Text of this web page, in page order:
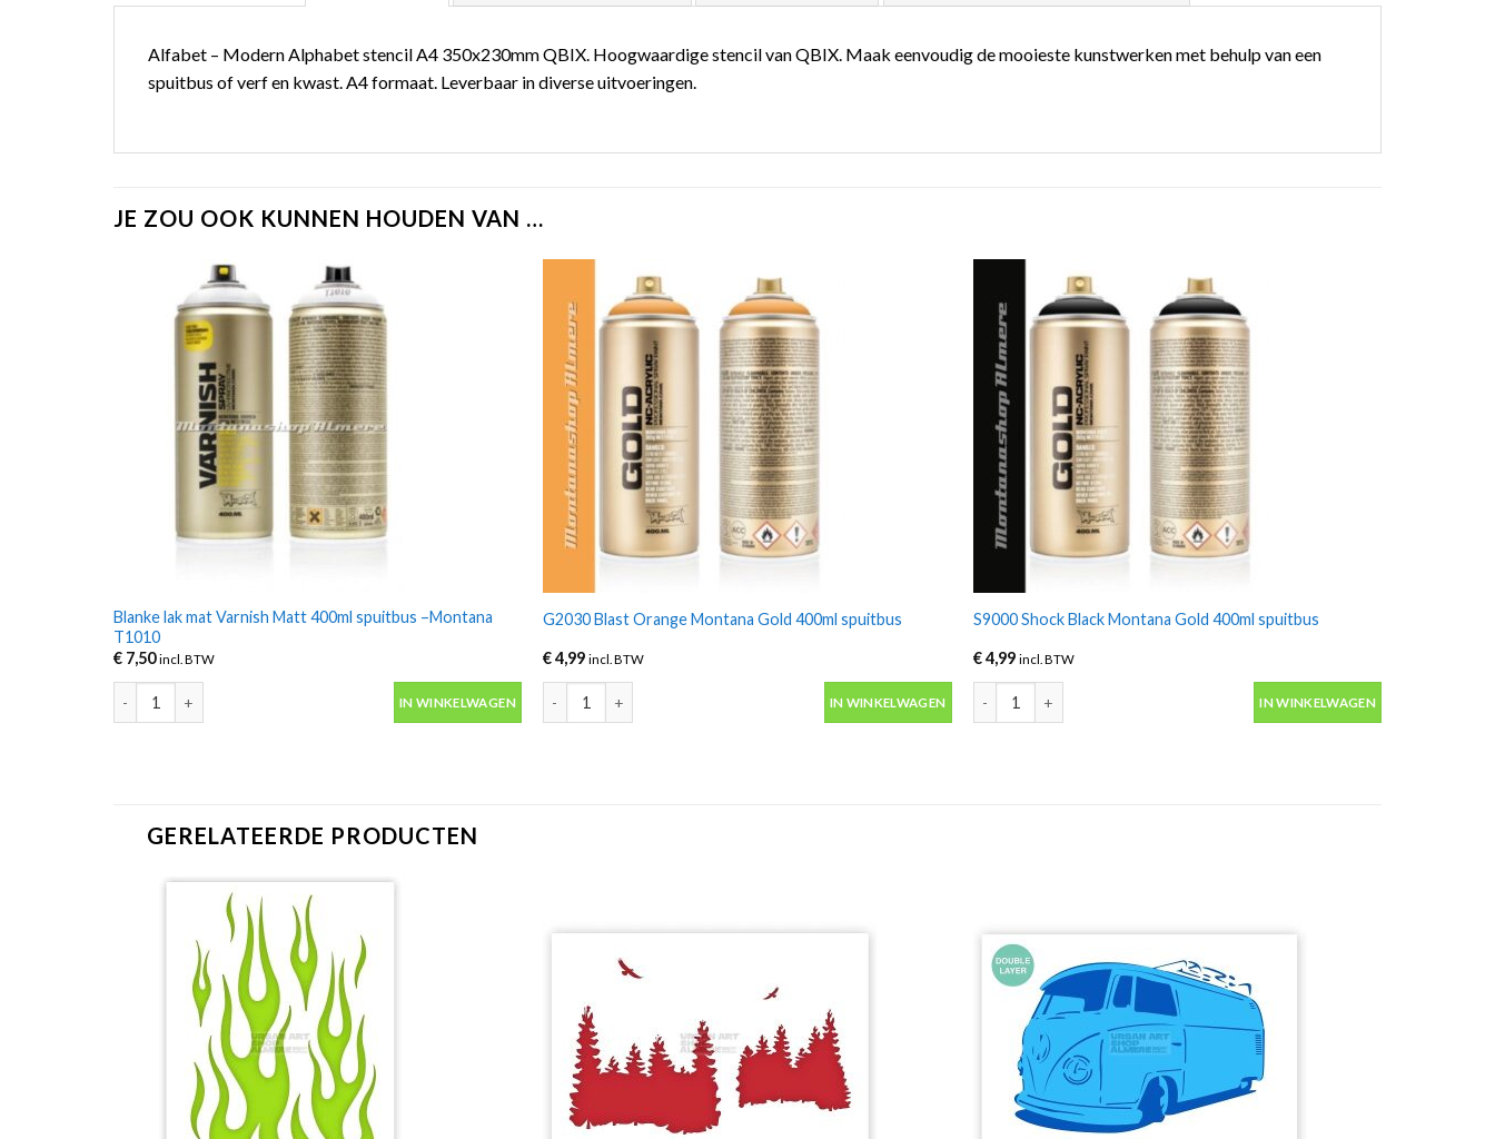
Alfabet – Modern Alphabet stencil A4 350x230mm QBIX. Hoogwaardige stencil van QBIX. Maak eenvoudig de mooieste kunstwerken met behulp van een
spuitbus of verf en kwast. A4 formaat. Leverbaar in diverse uitvoeringen.
JE ZOU OOK KUNNEN HOUDEN VAN …
Blanke lak mat Varnish Matt 400ml spuitbus –Montana
T1010
€7,50 incl. BTW
Blanke lak mat Varnish Matt 400ml spuitbus –Montana T1010 aantal
IN WINKELWAGEN
G2030 Blast Orange Montana Gold 400ml spuitbus
€4,99 incl. BTW
G2030 Blast Orange Montana Gold 400ml spuitbus aantal
IN WINKELWAGEN
S9000 Shock Black Montana Gold 400ml spuitbus
€4,99 incl. BTW
S9000 Shock Black Montana Gold 400ml spuitbus aantal
IN WINKELWAGEN
GERELATEERDE PRODUCTEN